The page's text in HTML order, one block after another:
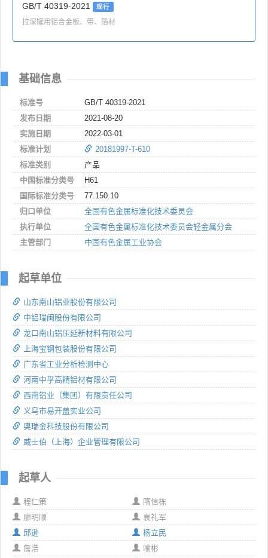
GB/T 40319-2021 现行
拉深罐用铝合金板、带、箔材
基础信息
标准号
GB/T 40319-2021
发布日期
2021-08-20
实施日期
2022-03-01
标准计划
20181997-T-610
标准类别
产品
中国标准分类号
H61
国际标准分类号
77.150.10
归口单位
全国有色金属标准化技术委员会
执行单位
全国有色金属标准化技术委员会轻金属分会
主管部门
中国有色金属工业协会
起草单位
山东南山铝业股份有限公司
中铝瑞闽股份有限公司
龙口南山铝压延新材料有限公司
上海宝钢包装股份有限公司
广东省工业分析检测中心
河南中孚高精铝材有限公司
西南铝业（集团）有限责任公司
义乌市易开盖实业公司
奥瑞金科技股份有限公司
威士伯（上海）企业管理有限公司
起草人
程仁策
隋信栋
廖明顺
袁礼军
邱逊
杨立民
詹浩
喻彬